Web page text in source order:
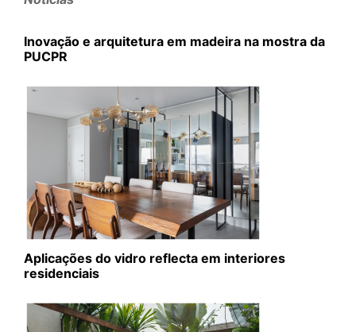
Inovação e arquitetura em madeira na mostra da
PUCPR
Aplicações do vidro reflecta em interiores
residenciais